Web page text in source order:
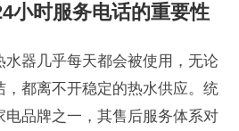
小时服务电话的重要性
器几乎每天都会被使用，无论
，都离不开稳定的热水供应。统
电品牌之一，其售后服务体系对